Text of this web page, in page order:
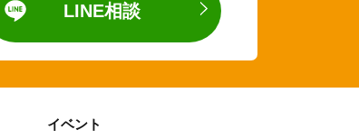
LINE相談
イベント